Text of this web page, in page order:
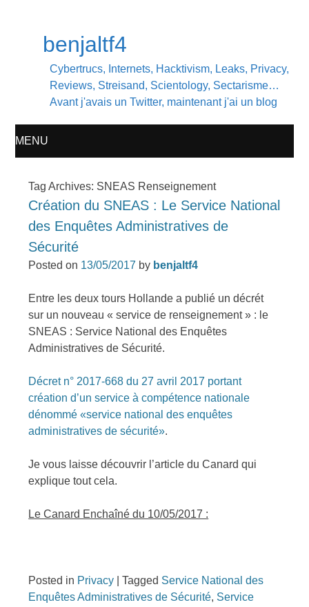
benjaltf4
Cybertrucs, Internets, Hacktivism, Leaks, Privacy,
Reviews, Streisand, Scientology, Sectarisme…
Avant j'avais un Twitter, maintenant j'ai un blog
MENU
TO
CONTENT
Tag Archives: SNEAS Renseignement
Création du SNEAS : Le Service National
des Enquêtes Administratives de
Sécurité
Posted on 13/05/2017 by benjaltf4
Entre les deux tours Hollande a publié un décrét
sur un nouveau « service de renseignement » : le
SNEAS : Service National des Enquêtes
Administratives de Sécurité.
Décret n° 2017-668 du 27 avril 2017 portant
création d’un service à compétence nationale
dénommé «service national des enquêtes
administratives de sécurité».
Je vous laisse découvrir l’article du Canard qui
explique tout cela.
Le Canard Enchaîné du 10/05/2017 :
Posted in Privacy |Tagged Service National des
Enquêtes Administratives de Sécurité, Service